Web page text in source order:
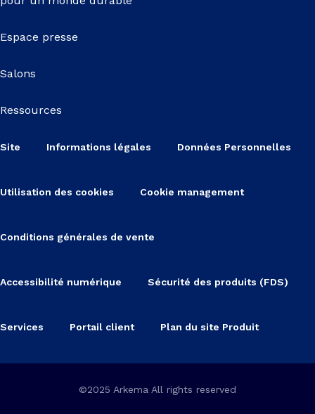
Espace presse
Salons
Ressources
Site Informations légales Données Personnelles
Utilisation des cookies Cookie management
Conditions générales de vente
Accessibilité numérique Sécurité des produits (FDS)
Services Portail client Plan du site Produit
©2025 Arkema All rights reserved